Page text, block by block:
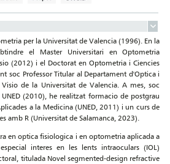
per la Universitat de Valencia (1996). En la
el Master Universitari en Optometria
(2012) i el Doctorat en Optometria i Ciencies
soc Professor Titular al Departament d'Optica i
de la Universitat de Valencia. A mes, soc
(2010), he realitzat formacio de postgrau
a la Medicina (UNED, 2011) i un curs de
amb R (Universitat de Salamanca, 2023).
en optica fisiologica i en optometria aplicada a
interes en les lents intraoculars (IOL)
titulada Novel segmented-design refractive